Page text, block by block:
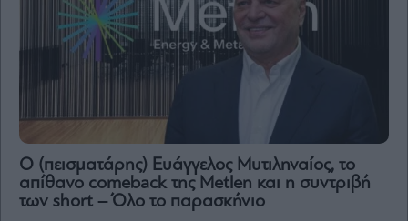
Ο (πεισματάρης) Ευάγγελος Μυτιληναίος, το
απίθανο comeback της Μetlen και η συντριβή
των short – Όλο το παρασκήνιο